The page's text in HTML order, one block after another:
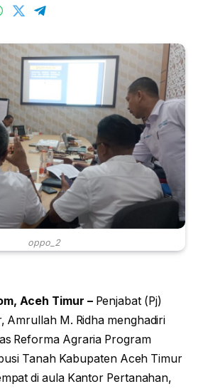
oppo_2
Aceh Timur – Penjabat (Pj)
Amrullah M. Ridha menghadiri
Reforma Agraria Program
Tanah Kabupaten Aceh Timur
di aula Kantor Pertanahan,